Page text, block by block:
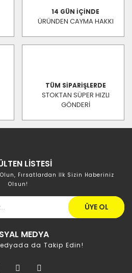
14 GÜN İÇİNDE
ÜRÜNDEN CAYMA HAKKI
TÜM SİPARİŞLERDE
STOKTAN SÜPER HIZLI
GÖNDERİ
LİSTESİ
Fırsatlardan İlk Sizin Haberiniz
Olsun!
ÜYE OL
MEDYA
da Takip Edin!